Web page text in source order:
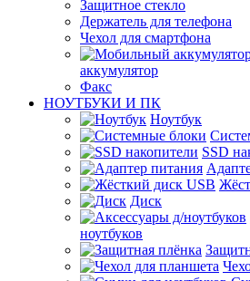
Защитное стекло
Держатель для телефона
Чехол для смартфона
аккумулятор
Факс
НОУТБУКИ И ПК
Ноутбук
SSD
Диск
ноутбуков